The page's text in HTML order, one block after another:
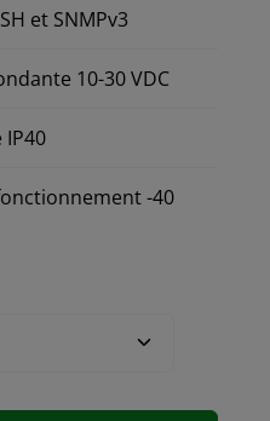
et SNMPv3
10-30 VDC
-40